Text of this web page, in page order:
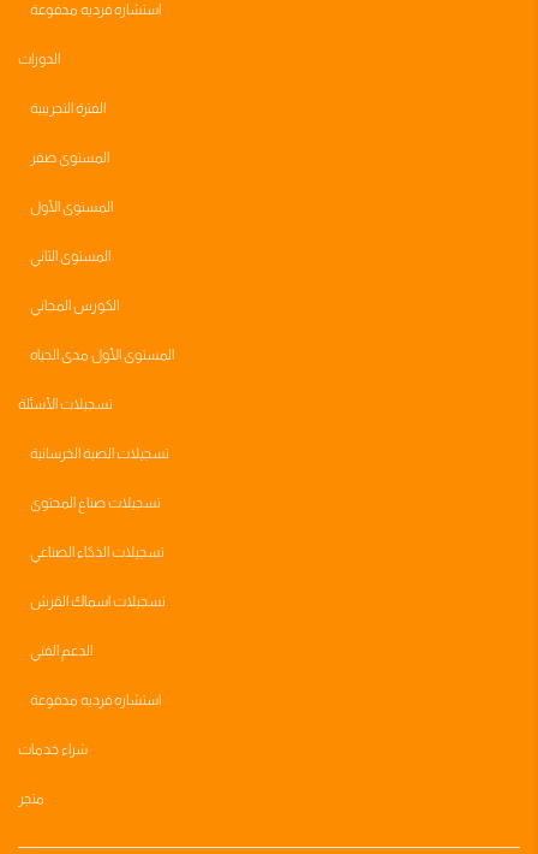
استشاره فرديه مدفوعة
الدورات
الفترة التجريبية
المستوى صفر
المستوى الأول
المستوى الثاني
الكورس المجاني
المستوى الأول مدى الحياه
تسجيلات الأسئلة
تسجيلات الصبة الخرسانية
تسجيلات صناع المحتوى
تسجيلات الذكاء الصناعي
تسجيلات اسماك القرش
الدعم الفني
استشاره فرديه مدفوعة
شراء خدمات
متجر